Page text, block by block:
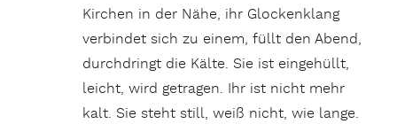
Kirchen in der Nähe, ihr Glockenklang
verbindet sich zu einem, füllt den Abend,
durchdringt die Kälte. Sie ist eingehüllt,
leicht, wird getragen. Ihr ist nicht mehr
kalt. Sie steht still, weiß nicht, wie lange.